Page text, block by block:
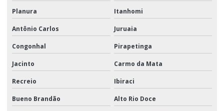
Planura Itanhomi
Antônio Carlos Juruaia
Congonhal Pirapetinga
Jacinto Carmo da Mata
Recreio Ibiraci
Bueno Brandão Alto Rio Doce